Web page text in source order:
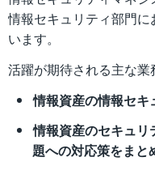
情報セキュリティ部門
います。
活躍が期待される主な業
情報資産の情報セキ
情報資産のセキュ
題への対応策をまと